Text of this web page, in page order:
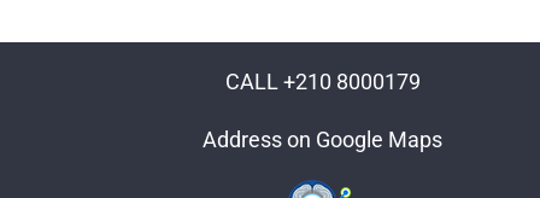
CALL +210 8000179
Address on Google Maps